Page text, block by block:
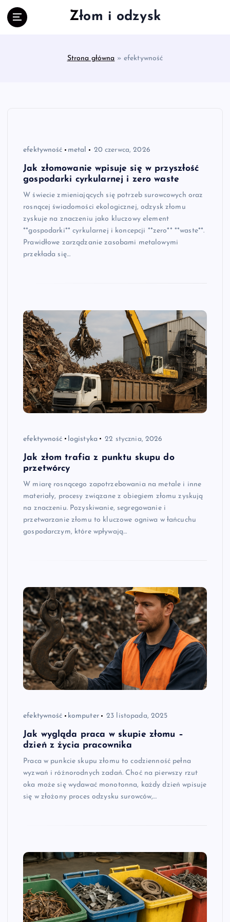
Złom i odzysk
Strona główna » efektywność
efektywność metal 20 czerwca, 2026
Jak złomowanie wpisuje się w przyszłość
gospodarki cyrkularnej i zero waste
W świecie zmieniających się potrzeb surowcowych oraz
rosnącej świadomości ekologicznej, odzysk złomu
zyskuje na znaczeniu jako kluczowy element
**gospodarki** cyrkularnej i koncepcji **zero** **waste**.
Prawidłowe zarządzanie zasobami metalowymi
przekłada się…
efektywność logistyka 22 stycznia, 2026
Jak złom trafia z punktu skupu do
przetwórcy
W miarę rosnącego zapotrzebowania na metale i inne
materiały, procesy związane z obiegiem złomu zyskują
na znaczeniu. Pozyskiwanie, segregowanie i
przetwarzanie złomu to kluczowe ogniwa w łańcuchu
gospodarczym, które wpływają…
efektywność komputer 23 listopada, 2025
Jak wygląda praca w skupie złomu –
dzień z życia pracownika
Praca w punkcie skupu złomu to codzienność pełna
wyzwań i różnorodnych zadań. Choć na pierwszy rzut
oka może się wydawać monotonna, każdy dzień wpisuje
się w złożony proces odzysku surowców,…